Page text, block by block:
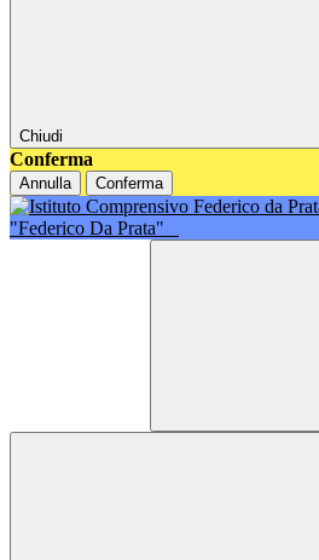
Chiudi
Conferma
Annulla Conferma
"Federico Da Prata"